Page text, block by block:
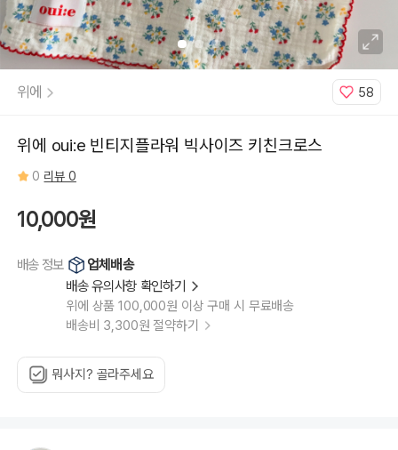
위에 58
위에 oui:e 빈티지플라워 빅사이즈 키친크로스
0 리뷰 0
10,000원
배송 정보
업체배송
배송 유의사항 확인하기
위에 상품 100,000원 이상 구매 시 무료배송
배송비 3,300원 절약하기
뭐사지? 골라주세요